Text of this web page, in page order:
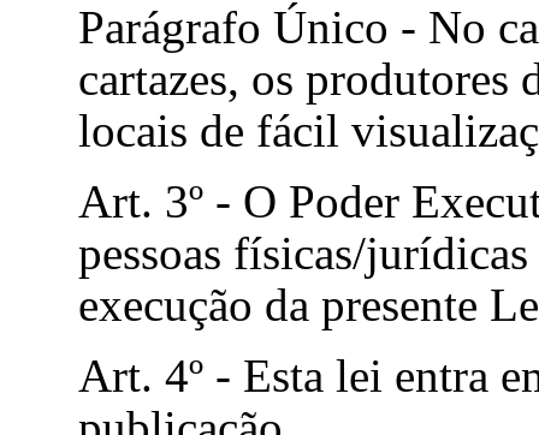
Parágrafo Único - No
cartazes, os produtores
locais de fácil
Art. 3º - O Poder
pessoas físicas/jurídicas
execução da presente
Art. 4º - Esta lei entra